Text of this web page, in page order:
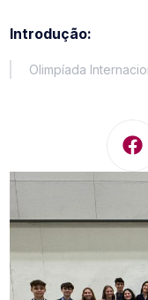
Introdução:
Olimpíada